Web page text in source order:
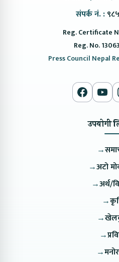
संपर्क नं. :
Reg. Certificate
Reg. No.
Press Council Nepal
उपयोगी
→
→अटो
→अर्थ/
→
→
→
→